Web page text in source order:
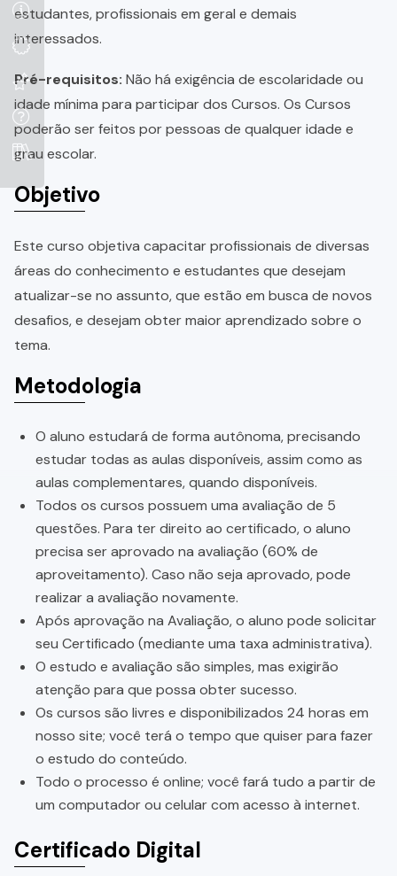
estudantes, profissionais em geral e demais
interessados.
Pré-requisitos: Não há exigência de escolaridade ou
idade mínima para participar dos Cursos. Os Cursos
poderão ser feitos por pessoas de qualquer idade e
grau escolar.
Objetivo
Este curso objetiva capacitar profissionais de diversas
áreas do conhecimento e estudantes que desejam
atualizar-se no assunto, que estão em busca de novos
desafios, e desejam obter maior aprendizado sobre o
tema.
Metodologia
O aluno estudará de forma autônoma, precisando
estudar todas as aulas disponíveis, assim como as
aulas complementares, quando disponíveis.
Todos os cursos possuem uma avaliação de 5
questões. Para ter direito ao certificado, o aluno
precisa ser aprovado na avaliação (60% de
aproveitamento). Caso não seja aprovado, pode
realizar a avaliação novamente.
Após aprovação na Avaliação, o aluno pode solicitar
seu Certificado (mediante uma taxa administrativa).
O estudo e avaliação são simples, mas exigirão
atenção para que possa obter sucesso.
Os cursos são livres e disponibilizados 24 horas em
nosso site; você terá o tempo que quiser para fazer
o estudo do conteúdo.
Todo o processo é online; você fará tudo a partir de
um computador ou celular com acesso à internet.
Certificado Digital